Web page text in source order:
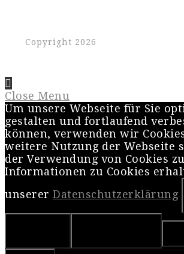
Copyright 2026
Close Menu
Um unsere Webseite für Sie
gestalten und fortlaufend
können, verwenden wir
weitere Nutzung der Webseite
der Verwendung von Cookies
Informationen zu Cookies
unserer Datenschutzerklärung